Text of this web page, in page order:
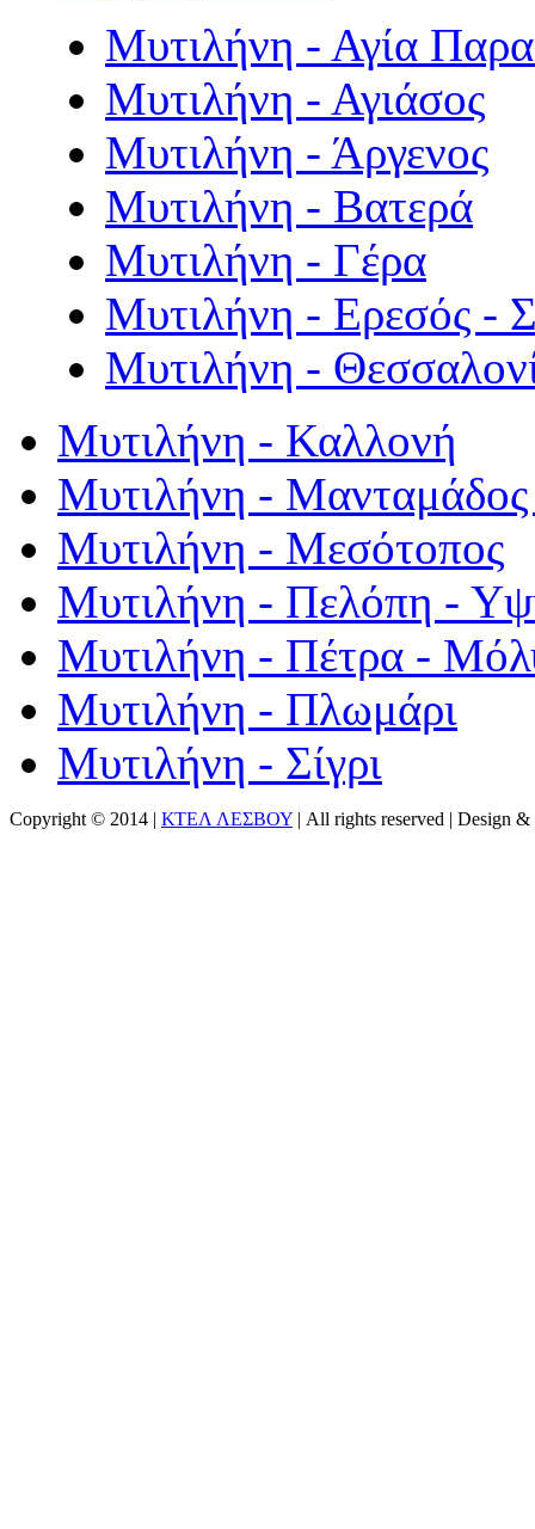
Μυτιλήνη - Αγία
Μυτιλήνη - Αγιάσος
Μυτιλήνη - Άργενος
Μυτιλήνη - Βατερά
Μυτιλήνη - Γέρα
Μυτιλήνη - Ερεσός -
Μυτιλήνη -
Μυτιλήνη - Καλλονή
Μυτιλήνη - Μανταμάδος
Μυτιλήνη - Μεσότοπος
Μυτιλήνη - Πελόπη -
Μυτιλήνη - Πέτρα -
Μυτιλήνη - Πλωμάρι
Μυτιλήνη - Σίγρι
Copyright © 2014 | ΚΤΕΛ ΛΕΣΒΟΥ | All rights reserved | Design &